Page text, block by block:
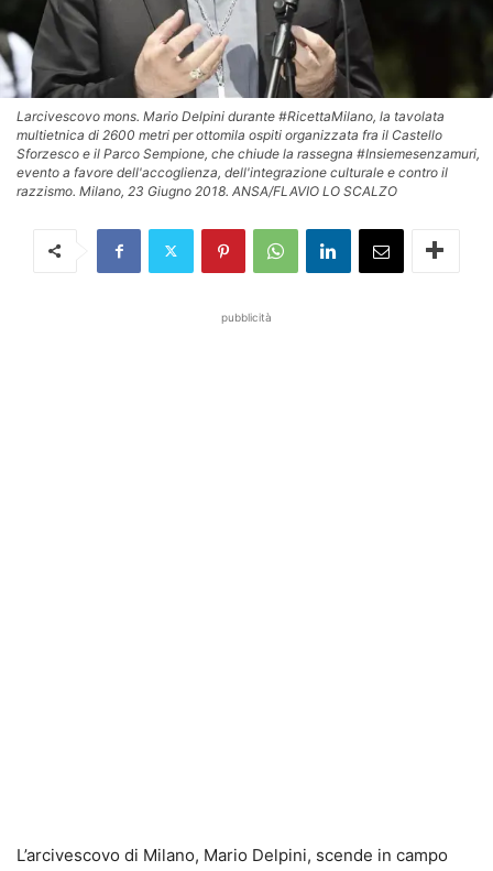
Larcivescovo mons. Mario Delpini durante #RicettaMilano, la tavolata
multietnica di 2600 metri per ottomila ospiti organizzata fra il Castello
Sforzesco e il Parco Sempione, che chiude la rassegna #Insiemesenzamuri,
evento a favore dell'accoglienza, dell'integrazione culturale e contro il
razzismo. Milano, 23 Giugno 2018. ANSA/FLAVIO LO SCALZO
pubblicità
L’arcivescovo di Milano, Mario Delpini, scende in campo